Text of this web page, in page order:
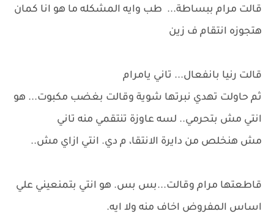
قالت مرام ببساطة... طب وايه المشكله ما هو انا كمان
هتجوزه انتقام ف زين
قالت رنيا بانفعال... تاني يامرام
ثم حاولت تهدي نبرتها شوية وقالت بغضب مكبوت... هو
انتي مش بتحرمي.. لسه عاوزة تنتقمي منه تاني
مش هنخلص من دايرة الانتقا، م دي. انتي ازاي مش..
قاطعتها مرام وقالت...بس بس. هو انتي بتمنعيني علي
اساس المفروض اخاف منه ولا ايه.